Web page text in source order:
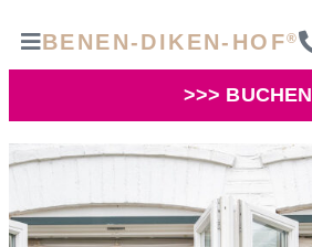
BENEN-DIKEN-HOF®
>>> BUCHEN